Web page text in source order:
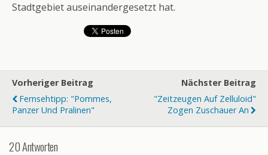
Stadtgebiet auseinandergesetzt hat.
Vorheriger Beitrag
Fernsehtipp: "Pommes,
Panzer Und Pralinen"
Nächster Beitrag
"Zeitzeugen Auf Zelluloid"
Zogen Zuschauer An
20 Antworten